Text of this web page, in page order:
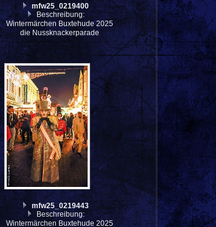
mfw25_0219400
Beschreibung:
Wintermärchen Buxtehude 2025
die Nussknackerparade
mfw25_0219443
Beschreibung:
Wintermärchen Buxtehude 2025